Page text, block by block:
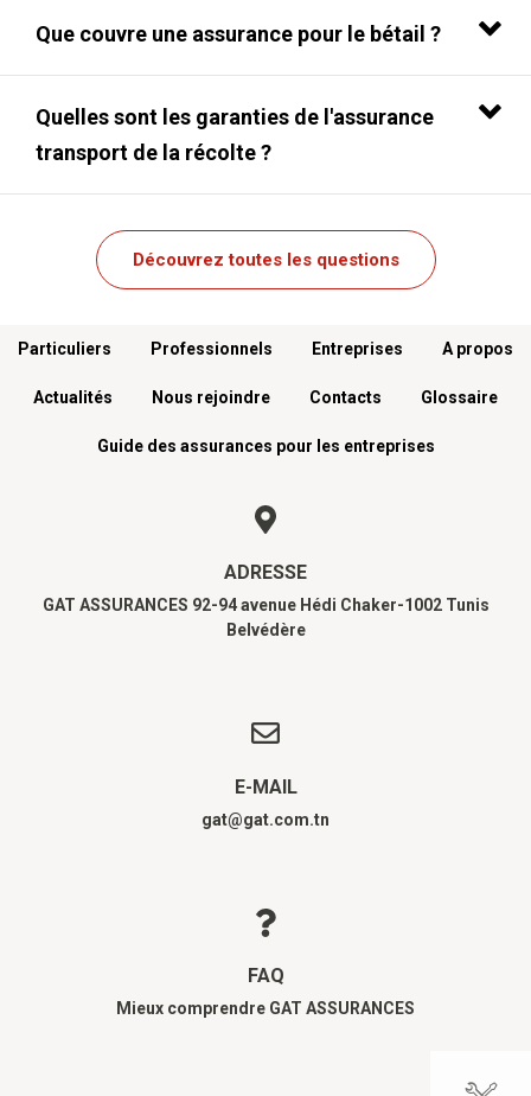
Que couvre une assurance pour le bétail ?
Quelles sont les garanties de l'assurance
transport de la récolte ?
Découvrez toutes les questions
Menu footer
Particuliers Professionnels Entreprises A propos
Actualités Nous rejoindre Contacts Glossaire
Guide des assurances pour les entreprises
ADRESSE
GAT ASSURANCES 92-94 avenue Hédi Chaker-1002 Tunis
Belvédère
E-MAIL
gat@gat.com.tn
FAQ
Mieux comprendre GAT ASSURANCES